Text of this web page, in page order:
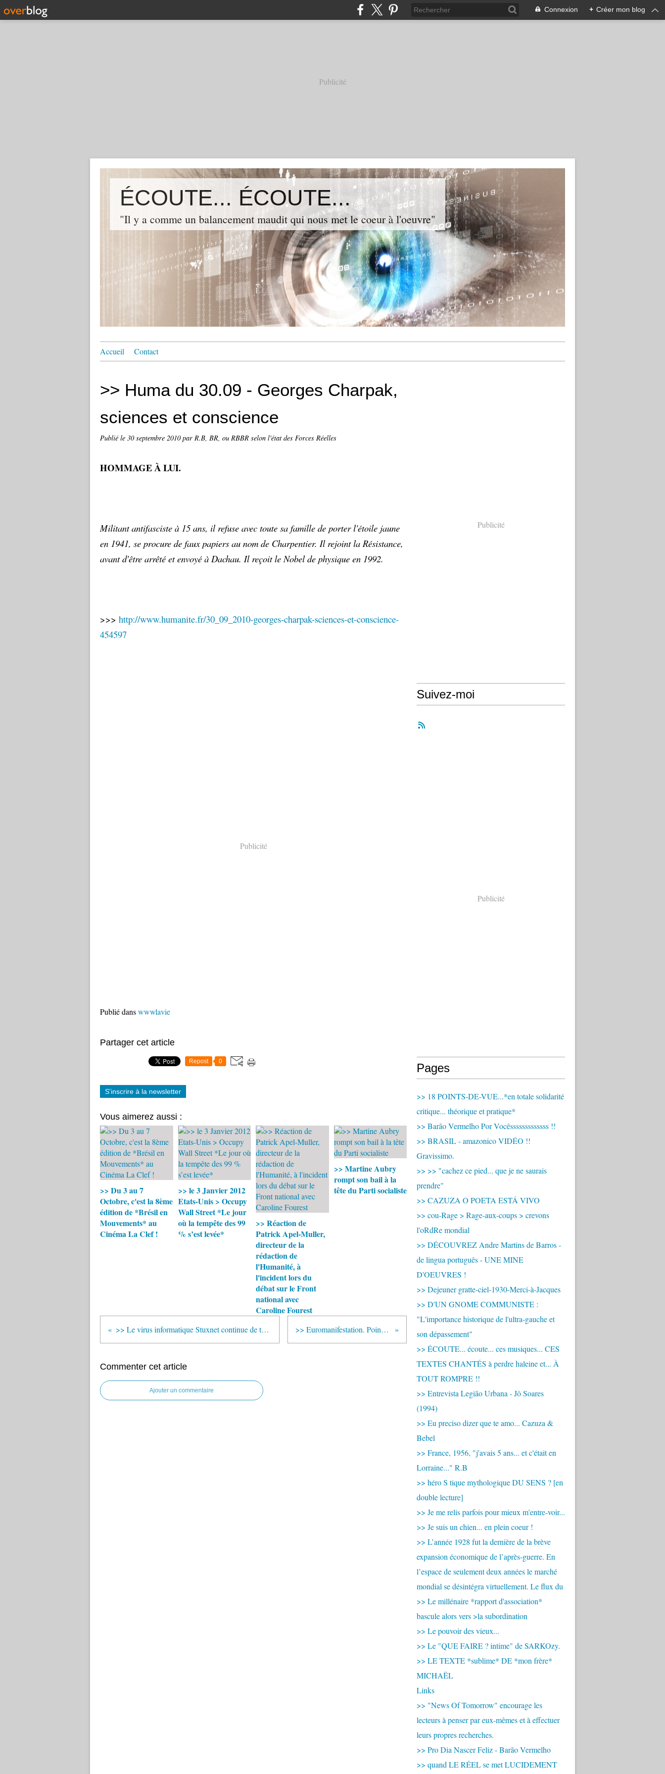
Connexion + Créer mon blog
Publicité
ÉCOUTE... ÉCOUTE...
"Il y a comme un balancement maudit qui nous met le coeur à l'oeuvre"
Accueil Contact
>> Huma du 30.09 - Georges Charpak,
sciences et conscience
Publié le 30 septembre 2010par R.B, BR, ou RBBR selon l'état des Forces Réelles
HOMMAGE À LUI.
Militant antifasciste à 15 ans, il refuse avec toute sa famille de porter l'étoile jaune
en 1941, se procure de faux papiers au nom de Charpentier. Il rejoint la Résistance,
avant d'être arrêté et envoyé à Dachau. Il reçoit le Nobel de physique en 1992.
>>> http://www.humanite.fr/30_09_2010-georges-charpak-sciences-et-conscience-
454597
Publicité
Publié danswwwlavie
Partager cet article
Repost 0
S'inscrire à la newsletter
Vous aimerez aussi :
>> Du 3 au 7
Octobre, c'est la 8ème
édition de *Brésil en
Mouvements* au
Cinéma La Clef !
>> le 3 Janvier 2012
Etats-Unis > Occupy
Wall Street *Le jour
où la tempête des 99
% s’est levée*
>> Réaction de
Patrick Apel-Muller,
directeur de la
rédaction de
l'Humanité, à
l'incident lors du
débat sur le Front
national avec
Caroline Fourest
>> Martine Aubry
rompt son bail à la
tête du Parti socialiste
>> Le virus informatique Stuxnet continue de toucher l'Iran >> Euromanifestation. Points de vue
Commenter cet article
Ajouter un commentaire
Publicité
Suivez-moi
Publicité
Pages
>> 18 POINTS-DE-VUE...*en totale solidarité
critique... théorique et pratique*
>> Barão Vermelho Por Vocêsssssssssssss !!
>> BRASIL - amazonico VIDÉO !!
Gravissimo.
>> >> "cachez ce pied... que je ne saurais
prendre"
>> CAZUZA O POETA ESTÁ VIVO
>> cou-Rage > Rage-aux-coups > crevons
l'oRdRe mondial
>> DÉCOUVREZ Andre Martins de Barros -
de lingua português - UNE MINE
D'OEUVRES !
>> Dejeuner gratte-ciel-1930-Merci-à-Jacques
>> D'UN GNOME COMMUNISTE :
"L'importance historique de l'ultra-gauche et
son dépassement"
>> ÉCOUTE... écoute... ces musiques... CES
TEXTES CHANTÉS à perdre haleine et... À
TOUT ROMPRE !!
>> Entrevista Legião Urbana - Jô Soares
(1994)
>> Eu preciso dizer que te amo... Cazuza &
Bebel
>> France, 1956, "j'avais 5 ans... et c'était en
Lorraine..." R.B
>> héro S tique mythologique DU SENS ? [en
double lecture]
>> Je me relis parfois pour mieux m'entre-voir...
>> Je suis un chien... en plein coeur !
>> L’année 1928 fut la dernière de la brève
expansion économique de l’après-guerre. En
l’espace de seulement deux années le marché
mondial se désintégra virtuellement. Le flux du
>> Le millénaire *rapport d'association*
bascule alors vers >la subordination
>> Le pouvoir des vieux...
>> Le "QUE FAIRE ? intime" de SARKOzy.
>> LE TEXTE *sublime* DE *mon frère*
MICHAËL
Links
>> "News Of Tomorrow" encourage les
lecteurs à penser par eux-mêmes et à effectuer
leurs propres recherches.
>> Pro Dia Nascer Feliz - Barão Vermelho
>> quand LE RÉEL se met LUCIDEMENT